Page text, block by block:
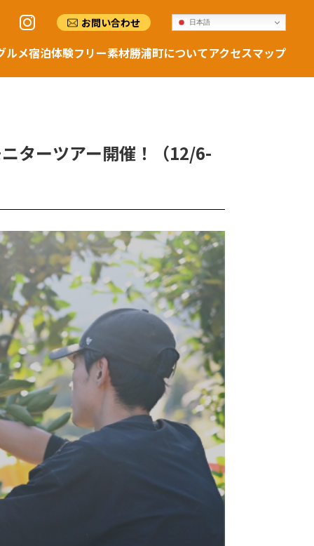
ルメ宿泊体験フリー素材勝浦町についてアクセスマップ
お問い合わせ
ターツアー開催！（12/6-
日本語